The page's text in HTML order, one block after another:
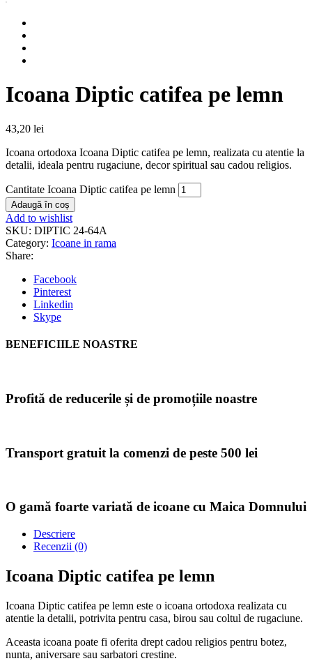
Icoana Diptic catifea pe lemn
43,20 lei
Icoana ortodoxa Icoana Diptic catifea pe lemn, realizata cu atentie la
detalii, ideala pentru rugaciune, decor spiritual sau cadou religios.
Cantitate Icoana Diptic catifea pe lemn
Adaugă în coș
Add to wishlist
SKU: DIPTIC 24-64A
Category: Icoane in rama
Share:
Facebook
Pinterest
Linkedin
Skype
BENEFICIILE NOASTRE
Profită de reducerile și de promoțiile noastre
Transport gratuit la comenzi de peste 500 lei
O gamă foarte variată de icoane cu Maica Domnului
Descriere
Recenzii (0)
Icoana Diptic catifea pe lemn
Icoana Diptic catifea pe lemn este o icoana ortodoxa realizata cu
atentie la detalii, potrivita pentru casa, birou sau coltul de rugaciune.
Aceasta icoana poate fi oferita drept cadou religios pentru botez,
nunta, aniversare sau sarbatori crestine.